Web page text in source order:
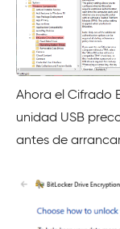
Ahora el Cifrado
unidad USB
antes de